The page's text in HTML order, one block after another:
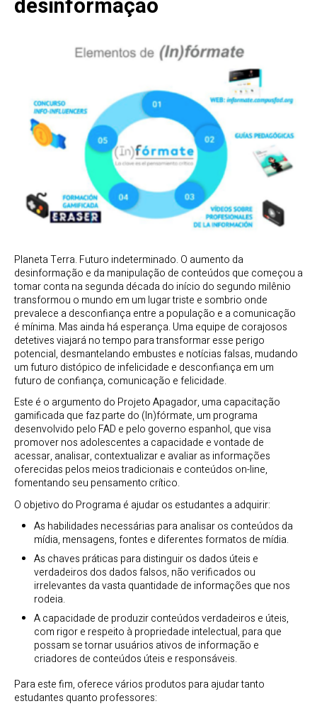
desinformação
Planeta Terra. Futuro indeterminado. O aumento da
desinformação e da manipulação de conteúdos que começou a
tomar conta na segunda década do início do segundo milênio
transformou o mundo em um lugar triste e sombrio onde
prevalece a desconfiança entre a população e a comunicação
é mínima. Mas ainda há esperança. Uma equipe de corajosos
detetives viajará no tempo para transformar esse perigo
potencial, desmantelando embustes e notícias falsas, mudando
um futuro distópico de infelicidade e desconfiança em um
futuro de confiança, comunicação e felicidade.
Este é o argumento do Projeto Apagador, uma capacitação
gamificada que faz parte do (In)fórmate, um programa
desenvolvido pelo FAD e pelo governo espanhol, que visa
promover nos adolescentes a capacidade e vontade de
acessar, analisar, contextualizar e avaliar as informações
oferecidas pelos meios tradicionais e conteúdos on-line,
fomentando seu pensamento crítico.
O objetivo do Programa é ajudar os estudantes a adquirir:
As habilidades necessárias para analisar os conteúdos da
mídia, mensagens, fontes e diferentes formatos de mídia.
As chaves práticas para distinguir os dados úteis e
verdadeiros dos dados falsos, não verificados ou
irrelevantes da vasta quantidade de informações que nos
rodeia.
A capacidade de produzir conteúdos verdadeiros e úteis,
com rigor e respeito à propriedade intelectual, para que
possam se tornar usuários ativos de informação e
criadores de conteúdos úteis e responsáveis.
Para este fim, oferece vários produtos para ajudar tanto
estudantes quanto professores: